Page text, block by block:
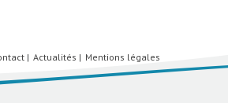
Actualités Mentions légales